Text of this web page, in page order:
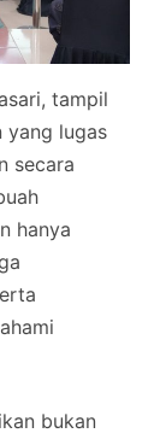
tampil
yang lugas
secara
hanya
bukan